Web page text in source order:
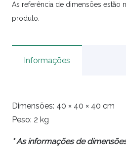
As referência de dimensões estão
produto.
Informações
Dimensões: 40 × 40 × 40 cm
Peso: 2 kg
* As informações de